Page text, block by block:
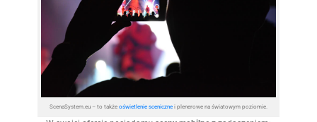
ScenaSystem.eu – to także oświetlenie scenicznei plenerowe na światowym poziomie.